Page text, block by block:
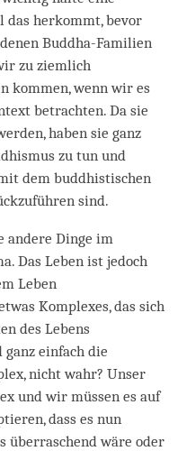
das herkommt, bevor
Buddha-Familien
zu ziemlich
kommen, wenn wir es
betrachten. Da sie
haben sie ganz
zu tun und
dem buddhistischen
sind.
andere Dinge im
Das Leben ist jedoch
Leben
Komplexes, das sich
des Lebens
ganz einfach die
nicht wahr? Unser
und wir müssen es auf
dass es nun
überraschend wäre oder